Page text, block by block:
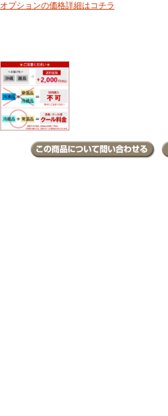
オプションの価格詳細はコチラ